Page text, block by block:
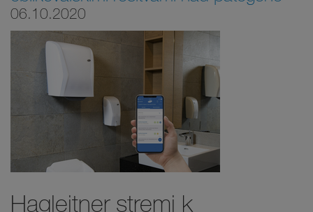
06.10.2020
Hagleitner stremi k